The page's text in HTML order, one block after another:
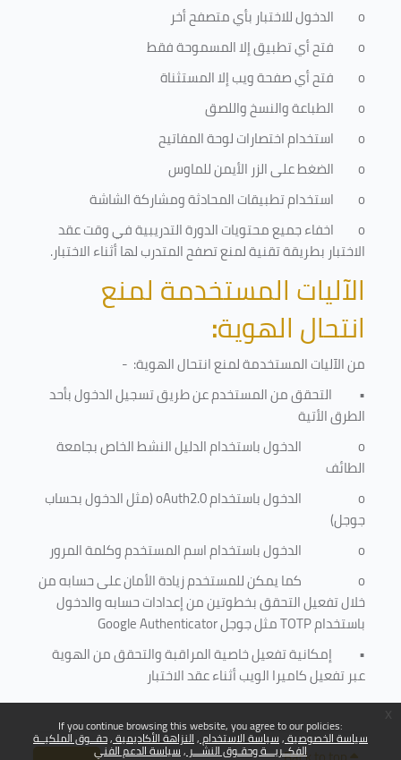
If you continue browsing this website, you agree to our policies:
سياسة الخصوصية سياسة الاستخدام النزاهة الأكاديمية حقــوق الملكيــة
الفكــريـــة وحقـوق النشـــر سياسة الدعم الفني
o
الدخول للاختبار بأي متصفح أخر
o
فتح أي تطبيق إلا المسموحة فقط
o
فتح أي صفحة ويب إلا المستثناة
o
الطباعة والنسخ واللصق
o
استخدام اختصارات لوحة المفاتيح
o
الضغط على الزر الأيمن للماوس
o
استخدام تطبيقات المحادثة ومشاركة الشاشة
o
اخفاء جميع محتويات الدورة التدريبية في وقت عقد
الاختبار بطريقة تقنية لمنع تصفح المتدرب لها أثناء الاختبار.
الآليات المستخدمة لمنع
انتحال الهوية:
من الآليات المستخدمة لمنعانتحال الهوية: -
• التحقق من المستخدم عن طريق تسجيل الدخول بأحد
الطرق الأتية
o
الدخول باستخدام الدليل النشط الخاص بجامعة
الطائف
o
الدخول باستخدامoAuth2.0(مثل الدخول بحساب
جوجل)
o
الدخول باستخدام اسم المستخدم وكلمة المرور
o
كما يمكن للمستخدم زيادة الأمان على حسابه من
خلال تفعيل التحقق بخطوتين من إعدادات حسابه والدخول
باستخدامTOTPمثل جوجلGoogle Authenticator
• إمكانية تفعيل خاصية المراقبة والتحقق من الهوية
عبر تفعيل كاميرا الويب أثناء عقد الاختبار